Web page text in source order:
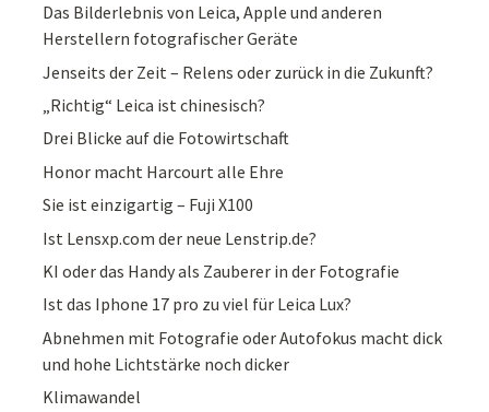
Das Bilderlebnis von Leica, Apple und anderen
Herstellern fotografischer Geräte
Jenseits der Zeit – Relens oder zurück in die Zukunft?
„Richtig“ Leica ist chinesisch?
Drei Blicke auf die Fotowirtschaft
Honor macht Harcourt alle Ehre
Sie ist einzigartig – Fuji X100
Ist Lensxp.com der neue Lenstrip.de?
KI oder das Handy als Zauberer in der Fotografie
Ist das Iphone 17 pro zu viel für Leica Lux?
Abnehmen mit Fotografie oder Autofokus macht dick
und hohe Lichtstärke noch dicker
Klimawandel